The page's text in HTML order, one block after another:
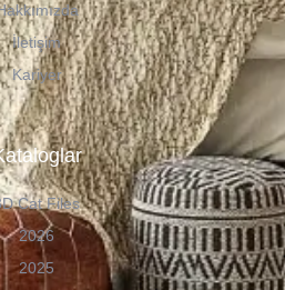
İletişim
Kariyer
Cat Files
2026
2025